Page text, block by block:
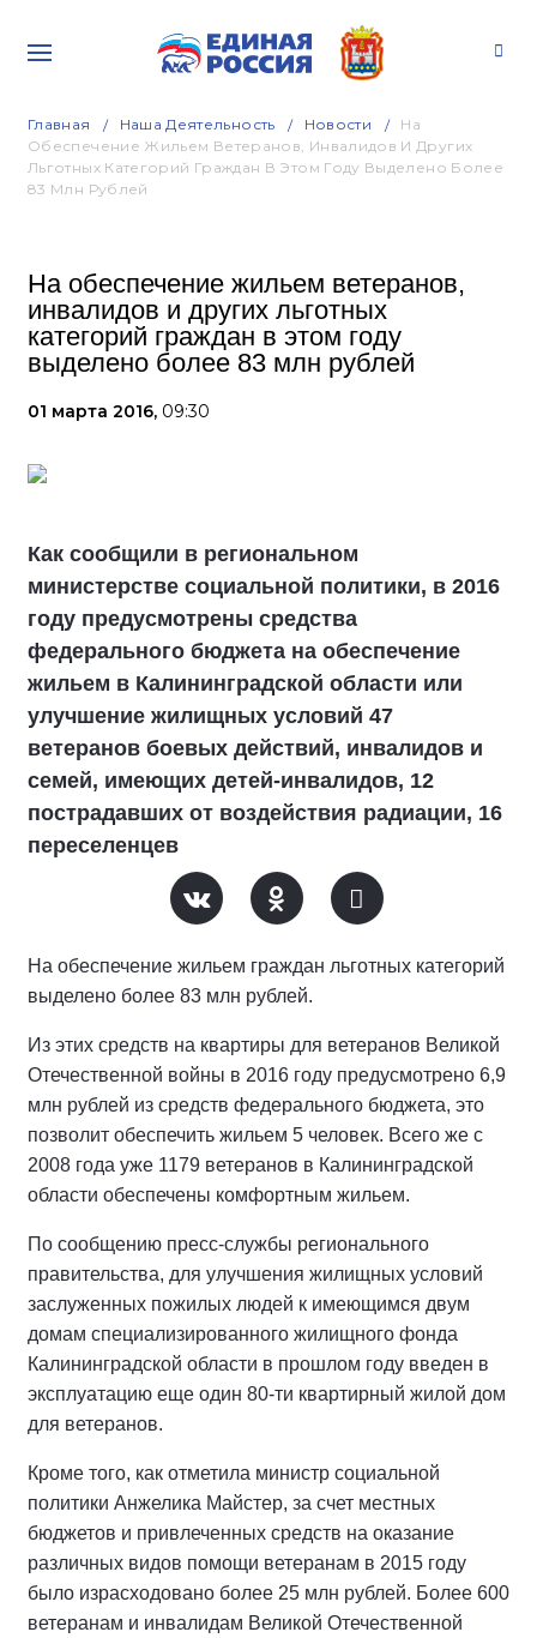
Главная Наша Деятельность Новости
На
Обеспечение Жильем Ветеранов, Инвалидов И Других
Льготных Категорий Граждан В Этом Году Выделено Более
83 Млн Рублей
На обеспечение жильем ветеранов,
инвалидов и других льготных
категорий граждан в этом году
выделено более 83 млн рублей
01 марта 2016, 09:30
Как сообщили в региональном
министерстве социальной политики, в 2016
году предусмотрены средства
федерального бюджета на обеспечение
жильем в Калининградской области или
улучшение жилищных условий 47
ветеранов боевых действий, инвалидов и
семей, имеющих детей-инвалидов, 12
пострадавших от воздействия радиации, 16
переселенцев
На обеспечение жильем граждан льготных категорий
выделено более 83 млн рублей.
Из этих средств на квартиры для ветеранов Великой
Отечественной войны в 2016 году предусмотрено 6,9
млн рублей из средств федерального бюджета, это
позволит обеспечить жильем 5 человек. Всего же с
2008 года уже 1179 ветеранов в Калининградской
области обеспечены комфортным жильем.
По сообщению пресс-службы регионального
правительства, для улучшения жилищных условий
заслуженных пожилых людей к имеющимся двум
домам специализированного жилищного фонда
Калининградской области в прошлом году введен в
эксплуатацию еще один 80-ти квартирный жилой дом
для ветеранов.
Кроме того, как отметила министр социальной
политики Анжелика Майстер, за счет местных
бюджетов и привлеченных средств на оказание
различных видов помощи ветеранам в 2015 году
было израсходовано более 25 млн рублей. Более 600
ветеранам и инвалидам Великой Отечественной